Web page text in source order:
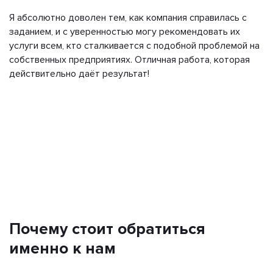
Я абсолютно доволен тем, как компания справилась с
заданием, и с уверенностью могу рекомендовать их
услуги всем, кто сталкивается с подобной проблемой на
собственных предприятиях. Отличная работа, которая
действительно даёт результат!
Почему стоит обратиться
именно к нам